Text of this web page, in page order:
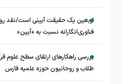
اربعین یک حقیقت آیینی است/نقد
فناوری‌انگارانه نسبت به «آیین»
بررسی راهکارهای ارتقای سطح علوم
طلاب و روحانیون حوزه علمیه فارس